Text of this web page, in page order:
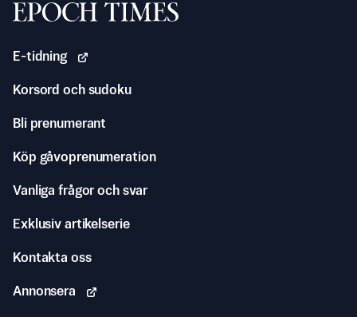
Svenska Epoch Times
E-tidning
Korsord och sudoku
Bli prenumerant
Köp gåvoprenumeration
Vanliga frågor och svar
Exklusiv artikelserie
Kontakta oss
Annonsera